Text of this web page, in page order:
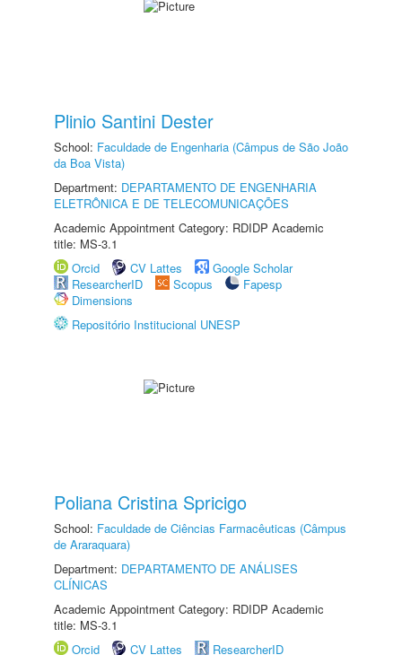
Plinio Santini Dester
School: Faculdade de Engenharia (Câmpus de São João
da Boa Vista)
Department: DEPARTAMENTO DE ENGENHARIA
ELETRÔNICA E DE TELECOMUNICAÇÕES
Academic Appointment Category: RDIDP Academic
title: MS-3.1
Orcid
CV Lattes
Google Scholar
ResearcherID
Scopus
Fapesp
Dimensions
Repositório Institucional UNESP
Poliana Cristina Spricigo
School: Faculdade de Ciências Farmacêuticas (Câmpus
de Araraquara)
Department: DEPARTAMENTO DE ANÁLISES
CLÍNICAS
Academic Appointment Category: RDIDP Academic
title: MS-3.1
Orcid
CV Lattes ResearcherID